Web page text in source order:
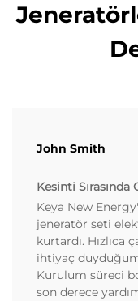
John Smith
Kesinti
Keya New
jeneratör seti
kurtardı. Hızlıca
ihtiyaç
Kurulum süreci
son derece